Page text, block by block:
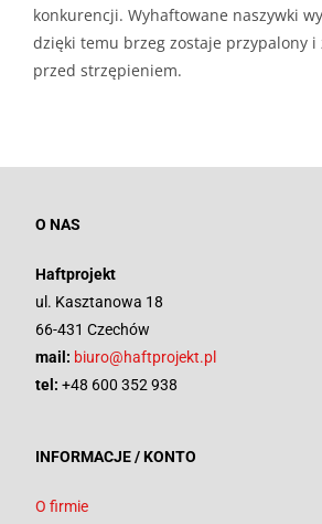
konkurencji. Wyhaftowane naszywki
dzięki temu brzeg zostaje przypalony i
przed strzępieniem.
O NAS
Haftprojekt
ul. Kasztanowa 18
66-431 Czechów
mail: biuro@haftprojekt.pl
tel: +48 600 352 938
INFORMACJE / KONTO
O firmie